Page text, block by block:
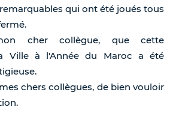
qui ont été joués tous
cher collègue, que cette
Ville à l'Année du Maroc a été
chers collègues, de bien vouloir